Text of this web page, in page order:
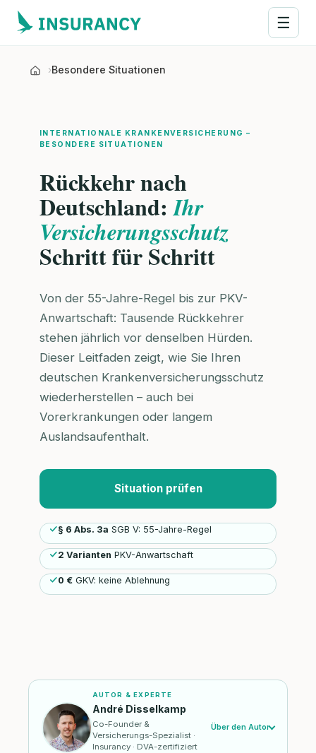
☰
Besondere Situationen
INTERNATIONALE KRANKENVERSICHERUNG –
BESONDERE SITUATIONEN
Rückkehr nach
Deutschland:Ihr
Versicherungsschutz
Schritt für Schritt
Von der 55-Jahre-Regel bis zur PKV-
Anwartschaft: Tausende Rückkehrer
stehen jährlich vor denselben Hürden.
Dieser Leitfaden zeigt, wie Sie Ihren
deutschen Krankenversicherungsschutz
wiederherstellen – auch bei
Vorerkrankungen oder langem
Auslandsaufenthalt.
Situation prüfen
§ 6 Abs. 3a SGB V: 55-Jahre-Regel
2 Varianten PKV-Anwartschaft
0 € GKV: keine Ablehnung
AUTOR & EXPERTE
André Disselkamp
Co-Founder &
Versicherungs-Spezialist ·
Insurancy · DVA-zertifiziert
Über den Autor